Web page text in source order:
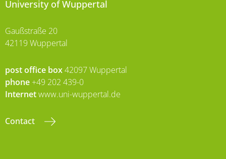
University of Wuppertal
Gaußstraße 20
42119 Wuppertal
post office box42097 Wuppertal
phone +49 202 439-0
Internetwww.uni-wuppertal.de
Contact